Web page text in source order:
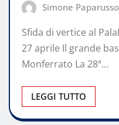
Simone Paparusso
Sfida di vertice al
27 aprile Il grande
Monferrato La 28ª…
LEGGI TUTTO